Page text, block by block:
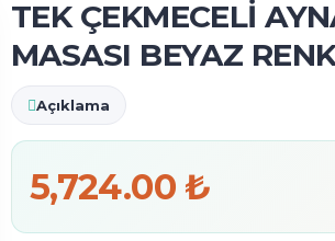
TEK ÇEKMECELİ
MASASI BEYAZ
Açıklama
5,724.00 ₺